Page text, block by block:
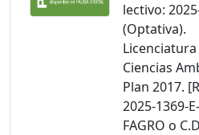
lectivo:
(Optativa).
Licenciatura
Ciencias
Plan 2017.
2025-1369-
FAGRO o